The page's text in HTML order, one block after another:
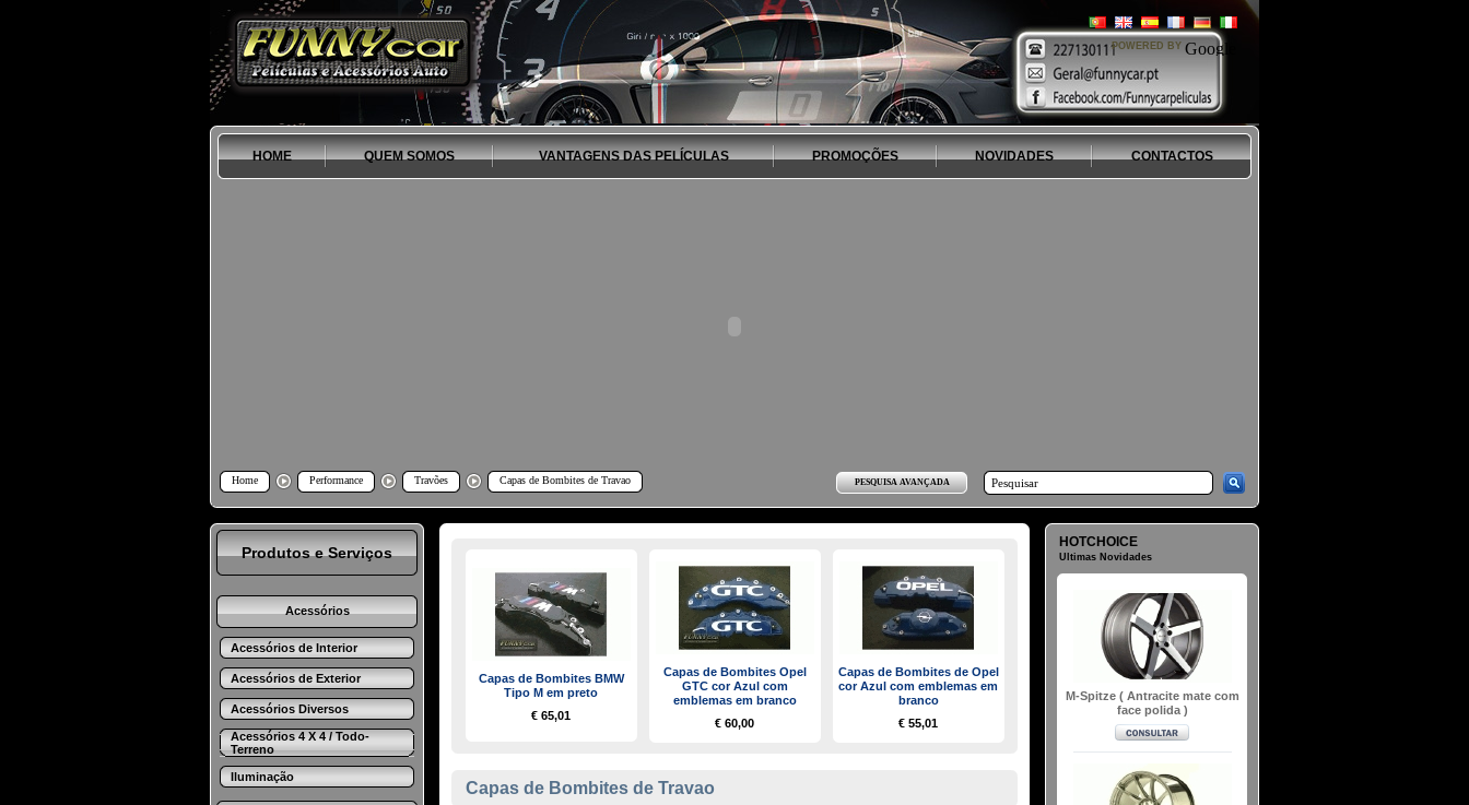
POWERED BY
HOME QUEM SOMOS VANTAGENS DAS PELÍCULAS PROMOÇÕES NOVIDADES CONTACTOS
Home Performance Travões Capas de Bombites de Travao PESQUISA AVANÇADA
Produtos e Serviços
Acessórios
Acessórios de Interior
Acessórios de Exterior
Acessórios Diversos
Acessórios 4 X 4 / Todo-
Terreno
Iluminação
Capas de Bombites BMW
Tipo M em preto
€ 65,01
Capas de Bombites Opel
GTC cor Azul com
emblemas em branco
€ 60,00
Capas de Bombites de Opel
cor Azul com emblemas em
branco
€ 55,01
Capas de Bombites de Travao
HOTCHOICE
Ultimas Novidades
M-Spitze ( Antracite mate com
face polida )